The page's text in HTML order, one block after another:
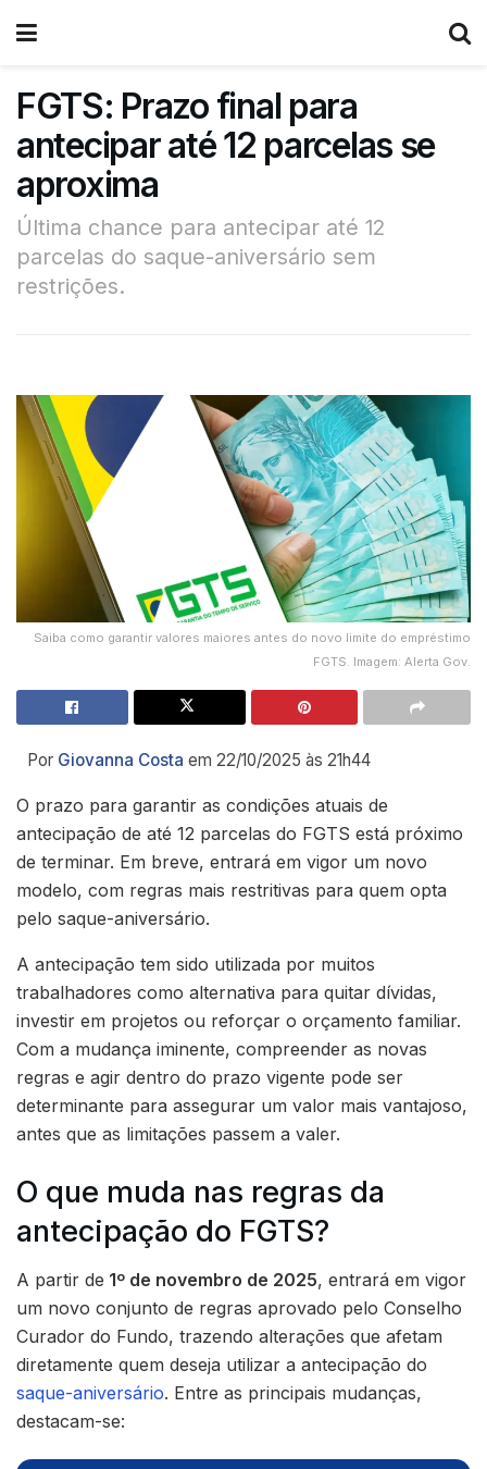
FGTS: Prazo final para
antecipar até 12 parcelas se
aproxima
Última chance para antecipar até 12
parcelas do saque-aniversário sem
restrições.
Saiba como garantir valores maiores antes do novo limite do empréstimo
FGTS. Imagem: Alerta Gov.
Por Giovanna Costa em 22/10/2025 às 21h44
O prazo para garantir as condições atuais de
antecipação de até 12 parcelas do FGTS está próximo
de terminar. Em breve, entrará em vigor um novo
modelo, com regras mais restritivas para quem opta
pelo saque-aniversário.
A antecipação tem sido utilizada por muitos
trabalhadores como alternativa para quitar dívidas,
investir em projetos ou reforçar o orçamento familiar.
Com a mudança iminente, compreender as novas
regras e agir dentro do prazo vigente pode ser
determinante para assegurar um valor mais vantajoso,
antes que as limitações passem a valer.
O que muda nas regras da
antecipação do FGTS?
A partir de 1º de novembro de 2025, entrará em vigor
um novo conjunto de regras aprovado pelo Conselho
Curador do Fundo, trazendo alterações que afetam
diretamente quem deseja utilizar a antecipação do
saque-aniversário. Entre as principais mudanças,
destacam-se: